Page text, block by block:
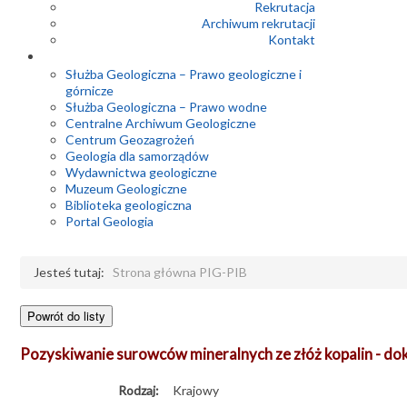
Rekrutacja
Archiwum rekrutacji
Kontakt
Służba Geologiczna – Prawo geologiczne i
górnicze
Służba Geologiczna – Prawo wodne
Centralne Archiwum Geologiczne
Centrum Geozagrożeń
Geologia dla samorządów
Wydawnictwa geologiczne
Muzeum Geologiczne
Biblioteka geologiczna
Portal Geologia
Jesteś tutaj: Strona główna PIG-PIB
Pozyskiwanie surowców mineralnych ze złóż kopalin -
Rodzaj:
Krajowy